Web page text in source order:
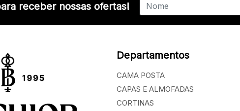
receber nossas ofertas!
Departamentos
CAMA POSTA
CAPAS E ALMOFADAS
CORTINAS